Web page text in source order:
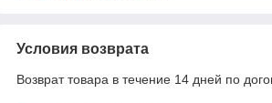
Условия возврата
Возврат товара в течение 14 дней по